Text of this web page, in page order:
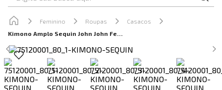
Feminino Roupas
Casacos
Kimono Amplo Sequin John John Feminino